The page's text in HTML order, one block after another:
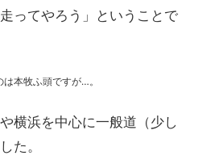
ってやろう」ということで
本牧ふ頭ですが…。
横浜を中心に一般道（少し
た。